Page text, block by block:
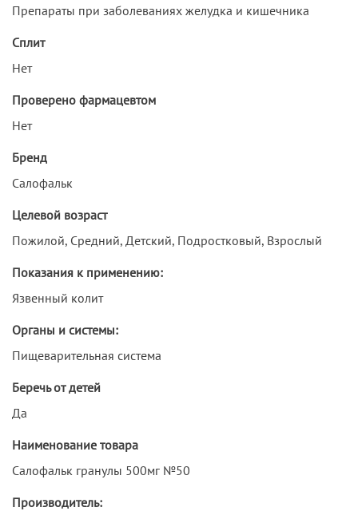
Препараты при заболеваниях желудка и кишечника
Сплит
Нет
Проверено фармацевтом
Нет
Бренд
Салофальк
Целевой возраст
Пожилой, Средний, Детский, Подростковый, Взрослый
Показания к применению:
Язвенный колит
Органы и системы:
Пищеварительная система
Беречь от детей
Да
Наименование товара
Салофальк гранулы 500мг №50
Производитель: